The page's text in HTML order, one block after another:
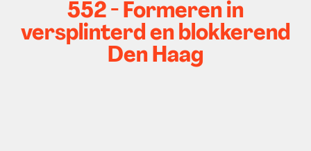
552 - Formeren in
versplinterd en blokkerend
Den Haag